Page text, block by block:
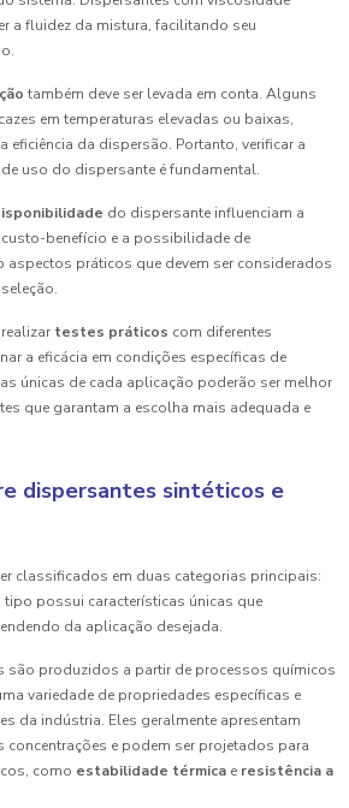
a fluidez da mistura, facilitando seu
também deve ser levada em conta. Alguns
em temperaturas elevadas ou baixas,
eficiência da dispersão. Portanto, verificar a
uso do dispersante é fundamental.
do dispersante influenciam a
benefício e a possibilidade de
aspectos práticos que devem ser considerados
testes práticos com diferentes
a eficácia em condições específicas de
únicas de cada aplicação poderão ser melhor
que garantam a escolha mais adequada e
dispersantes sintéticos e
classificados em duas categorias principais:
tipo possui características únicas que
da aplicação desejada.
são produzidos a partir de processos químicos
variedade de propriedades específicas e
da indústria. Eles geralmente apresentam
concentrações e podem ser projetados para
como estabilidade térmica e resistência a